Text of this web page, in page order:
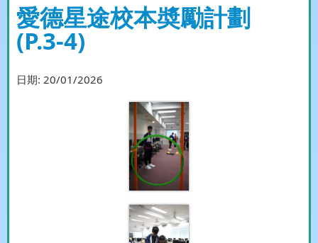
愛德星途校本奬勵計劃
(P.3-4)
日期: 20/01/2026